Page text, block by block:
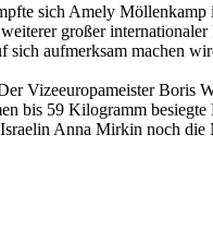
sich Amely
großer
sich aufmerksam machen
Vizeeuropameister Boris
bis 59 Kilogramm
Anna Mirkin noch die